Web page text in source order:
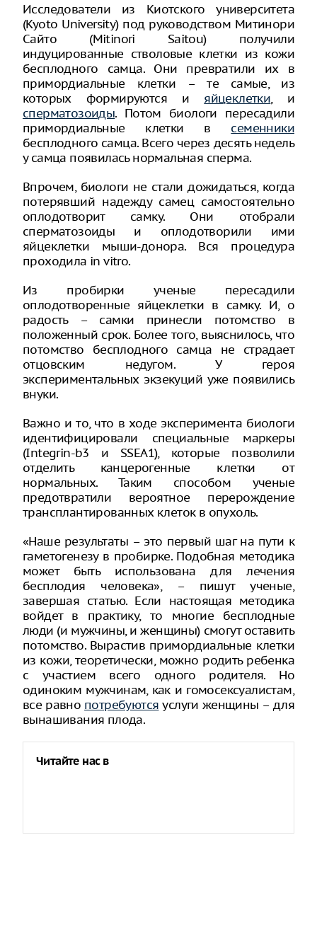
Исследователи из Киотского университета
(Kyoto University) под руководством Митинори
Сайто (Mitinori Saitou) получили
индуцированные стволовые клетки из кожи
бесплодного самца. Они превратили их в
примордиальные клетки – те самые, из
которых формируются и яйцеклетки, и
сперматозоиды. Потом биологи пересадили
примордиальные клетки в семенники
бесплодного самца. Всего через десять недель
у самца появилась нормальная сперма.
Впрочем, биологи не стали дожидаться, когда
потерявший надежду самец самостоятельно
оплодотворит самку. Они отобрали
сперматозоиды и оплодотворили ими
яйцеклетки мыши-донора. Вся процедура
проходила in vitro.
Из пробирки ученые пересадили
оплодотворенные яйцеклетки в самку. И, о
радость – самки принесли потомство в
положенный срок. Более того, выяснилось, что
потомство бесплодного самца не страдает
отцовским недугом. У героя
экспериментальных экзекуций уже появились
внуки.
Важно и то, что в ходе эксперимента биологи
идентифицировали специальные маркеры
(Integrin-b3 и SSEA1), которые позволили
отделить канцерогенные клетки от
нормальных. Таким способом ученые
предотвратили вероятное перерождение
трансплантированных клеток в опухоль.
«Наше результаты – это первый шаг на пути к
гаметогенезу в пробирке. Подобная методика
может быть использована для лечения
бесплодия человека», – пишут ученые,
завершая статью. Если настоящая методика
войдет в практику, то многие бесплодные
люди (и мужчины, и женщины) смогут оставить
потомство. Вырастив примордиальные клетки
из кожи, теоретически, можно родить ребенка
с участием всего одного родителя. Но
одиноким мужчинам, как и гомосексуалистам,
все равно потребуются услуги женщины – для
вынашивания плода.
Читайте нас в